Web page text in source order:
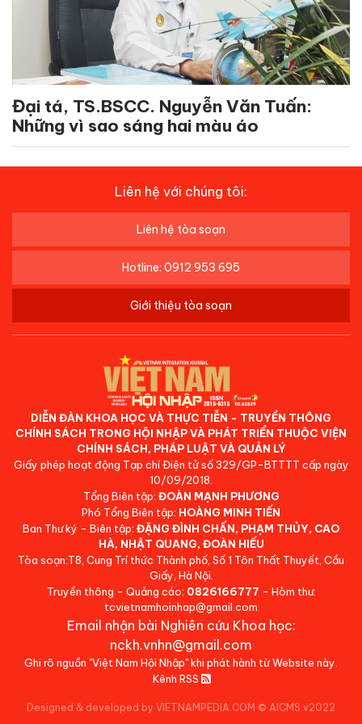
Đại tá, TS.BSCC. Nguyễn Văn Tuấn:
Những vì sao sáng hai màu áo
Liên hệ với chúng tôi:
Liên hệ tòa soạn
Hotline: 0912 953 695
Giới thiệu tòa soạn
DIỄN ĐÀN KHOA HỌC VÀ THỰC TIỄN - TRUYỀN THÔNG
CHÍNH SÁCH TRONG HỘI NHẬP VÀ PHÁT TRIỂN THUỘC VIỆN
CHÍNH SÁCH, PHÁP LUẬT VÀ QUẢN LÝ
Giấy phép hoạt động Tạp chí Điện tử số 329/GP-BTTTT cấp ngày
10/09/2018.
Tổng Biên tập: ĐOÀN MẠNH PHƯƠNG
Phó Tổng Biên tập: HOÀNG MINH TIẾN
Ban Thư ký - Biên tập: ĐẶNG ĐÌNH CHẤN, PHẠM THỦY, CAO
HÀ, NHẬT QUANG, ĐOÀN HIẾU
Tòa soạn:T8, Cung Trí thức Thành phố, Số 1 Tôn Thất Thuyết, Cầu
Giấy, Hà Nội.
Truyền thông - Quảng cáo: 0826166777 - Hòm thư:
tcvietnamhoinhap@gmail.com
Email nhận bài Nghiên cứu Khoa học:
nckh.vnhn@gmail.com
Ghi rõ nguồn "Việt Nam Hội Nhập" khi phát hành từ Website này.
Kênh RSS
Designed & developed by VIETNAMPEDIA.COM © AICMS v2022